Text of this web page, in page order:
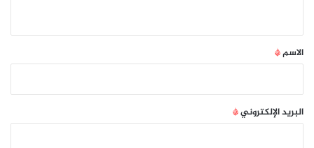
*
الاسم*
البريد الإلكتروني*